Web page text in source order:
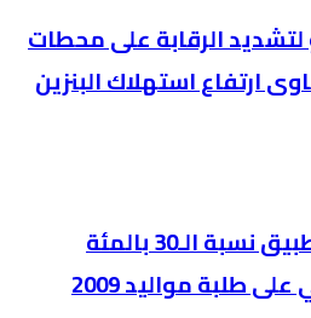
لتشديد الرقابة على محطات
ارتفاع استهلاك البنزين
#عطية يطالب بعدم تطبيق نسبة الـ30 بالمئة
طلبة مواليد 2009